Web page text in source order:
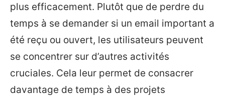
plus efficacement. Plutôt que de perdre du
temps à se demander si un email important a
été reçu ou ouvert, les utilisateurs peuvent
se concentrer sur d’autres activités
cruciales. Cela leur permet de consacrer
davantage de temps à des projets